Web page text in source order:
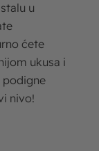
u
ćete
ukusa i
podigne
nivo!